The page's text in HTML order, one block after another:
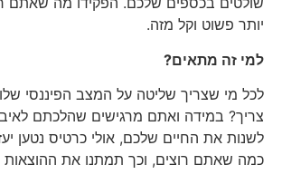
יותר פשוט וקל מזה.
למי זה מתאים?
לכל מי שצריך שליטה על המצב הפיננסי שלו.
צריך? במידה ואתם מרגישים שהלכתם לאיבוד
לשנות את החיים שלכם, אולי כרטיס נטען
כמה שאתם רוצים, וכך תמתנו את ההוצאות